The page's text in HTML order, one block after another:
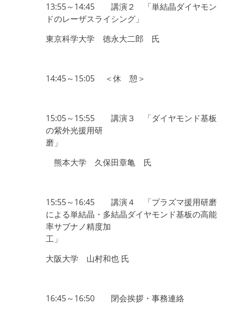
13:55～14:45 講演２ 「単結晶ダイヤモン
ドのレーザスライシング」
東京科学大学 徳永大二郎 氏
14:45～15:05 ＜休 憩＞
15:05～15:55 講演３ 「ダイヤモンド基板
の紫外光援用研
磨」
熊本大学 久保田章亀 氏
15:55～16:45 講演４ 「プラズマ援用研磨
による単結晶・多結晶ダイヤモンド基板の高能
率サブナノ精度加
工」
大阪大学 山村和也 氏
16:45～16:50 閉会挨拶・事務連絡